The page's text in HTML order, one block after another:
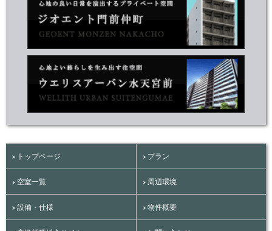
トップページ プラン
空室一覧 周辺環境
設備・仕様 物件概要